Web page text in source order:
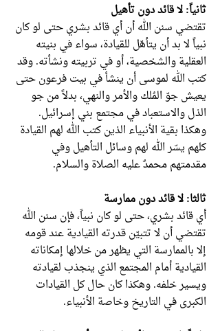
ثانياً: لا قائد دون تأهيل
تقتضي سنن الله أن أي قائد بشري حتى لو كان
نبياً لا بد أن يتأهّل للقيادة، سواء في بنيته
العقلية والشخصية، أو في تربيته ونشأته. وقد
كتب الله لموسى أن ينشأ في بيت فرعون حتى
يعيش جوّ المُلك والأمر والنهي، بدلاً من جو
الذل والاستعباد في مجتمع بني إسرائيل.
وهكذا بقية الأنبياء الذين كتب الله لهم القيادة
كلهم يسّر الله لهم وسائل التأهيل وفي
مقدمتهم محمدٌ عليه الصلاة والسلام.
ثالثا: لا قائد دون ممارسة
أي قائد بشري، حتى لو كان نبياً، فإن سنن الله
تقتضي أن لا تتبيّن قدرته القيادية عند قومه
إلا بالممارسة التي يظهر من خلالها إمكاناته
القيادية أمام المجتمع الذي ينجذب لقيادته
ويسير خلفه. وهكذا كان حال كل القيادات
الكبرى في التاريخ وخاصة الأنبياء.